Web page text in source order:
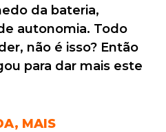
da bateria,
autonomia. Todo
não é isso? Então
para dar mais este
MAIS